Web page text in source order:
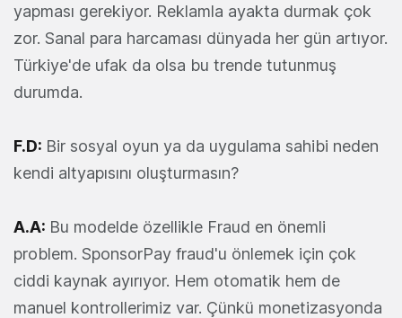
yapması gerekiyor. Reklamla ayakta durmak çok
zor. Sanal para harcaması dünyada her gün artıyor.
Türkiye'de ufak da olsa bu trende tutunmuş
durumda.
F.D: Bir sosyal oyun ya da uygulama sahibi neden
kendi altyapısını oluşturmasın?
A.A: Bu modelde özellikle Fraud en önemli
problem. SponsorPay fraud'u önlemek için çok
ciddi kaynak ayırıyor. Hem otomatik hem de
manuel kontrollerimiz var. Çünkü monetizasyonda